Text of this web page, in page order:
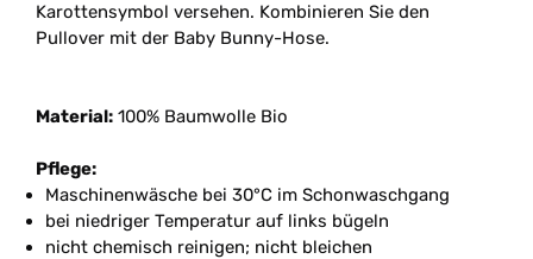
Karottensymbol versehen. Kombinieren Sie den
Pullover mit der Baby Bunny-Hose.
Material: 100% Baumwolle Bio
Pflege:
Maschinenwäsche bei 30°C im Schonwaschgang
bei niedriger Temperatur auf links bügeln
nicht chemisch reinigen; nicht bleichen